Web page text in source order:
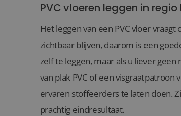
PVC vloeren leggen in
Het leggen van een PVC vloer
zichtbaar blijven, daarom is een
zelf te leggen, maar als u liever
van plak PVC of een
ervaren stoffeerders te laten doen.
prachtig eindresultaat.